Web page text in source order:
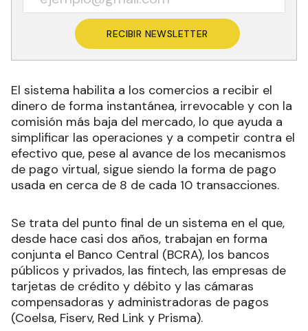
RECIBIR NEWSLETTER
El sistema habilita a los comercios a recibir el
dinero de forma instantánea, irrevocable y con la
comisión más baja del mercado, lo que ayuda a
simplificar las operaciones y a competir contra el
efectivo que, pese al avance de los mecanismos
de pago virtual, sigue siendo la forma de pago
usada en cerca de 8 de cada 10 transacciones.
Se trata del punto final de un sistema en el que,
desde hace casi dos años, trabajan en forma
conjunta el Banco Central (BCRA), los bancos
públicos y privados, las fintech, las empresas de
tarjetas de crédito y débito y las cámaras
compensadoras y administradoras de pagos
(Coelsa, Fiserv, Red Link y Prisma).